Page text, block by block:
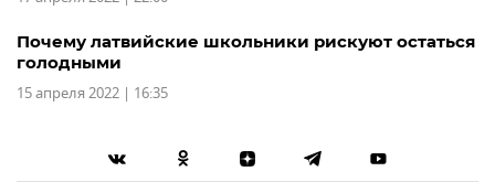
Почему латвийские школьники рискуют остаться
голодными
15 апреля 2022 | 16:35